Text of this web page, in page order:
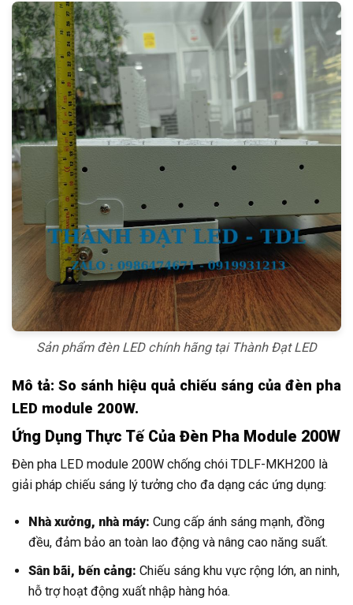
Sản phẩm đèn LED chính hãng tại Thành Đạt LED
Mô tả: So sánh hiệu quả chiếu sáng của đèn pha
LED module 200W.
Ứng Dụng Thực Tế Của Đèn Pha Module 200W
Đèn pha LED module 200W chống chói TDLF-MKH200 là
giải pháp chiếu sáng lý tưởng cho đa dạng các ứng dụng:
Nhà xưởng, nhà máy: Cung cấp ánh sáng mạnh, đồng
đều, đảm bảo an toàn lao động và nâng cao năng suất.
Sân bãi, bến cảng: Chiếu sáng khu vực rộng lớn, an ninh,
hỗ trợ hoạt động xuất nhập hàng hóa.